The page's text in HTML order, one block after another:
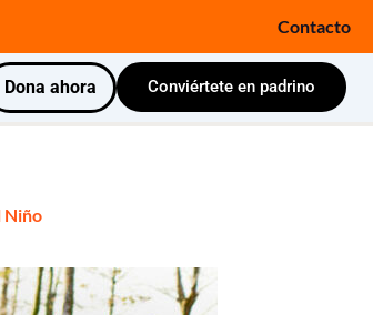
Contacto
Dona ahora Conviértete en padrino
Niño